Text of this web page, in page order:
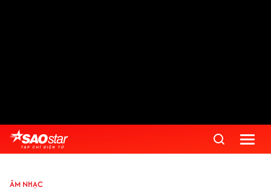
ÂM NHẠC